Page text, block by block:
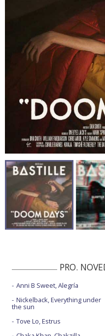
PRO.
Anni B Sweet, Alegría
Nickelback, Everything under
the sun
Tove Lo, Estrus